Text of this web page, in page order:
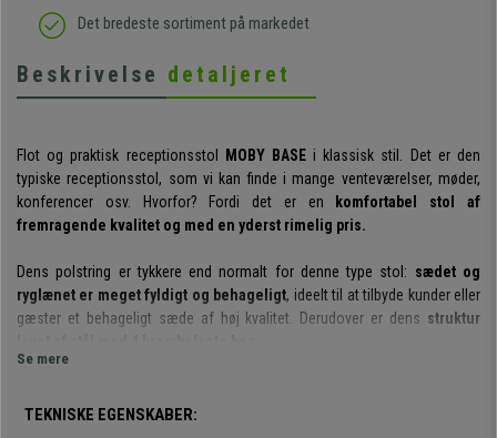
Det bredeste sortiment på markedet
Beskrivelse detaljeret
Flot og praktisk receptionsstol MOBY BASEi klassisk stil. Det er den
typiske receptionsstol, som vi kan finde i mange venteværelser, møder,
konferencer osv. Hvorfor? Fordi det er en
komfortabel stol af
fremragende kvalitet og med en yderst rimelig pris.
Dens polstring er tykkere end normalt for denne type stol: sædet og
ryglænet er meget fyldigt og behageligt, ideelt til at tilbyde kunder eller
gæster et behageligt sæde af høj kvalitet. Derudover er dens struktur
Det er værd at nævne den
presset ind i en tæt form, så hvert enkelt stykke har den nøjagtige form
Se mere
TEKNISKE EGENSKABER: